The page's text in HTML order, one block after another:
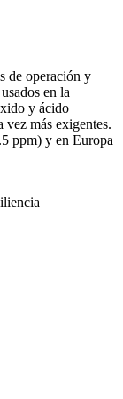
de operación y
en la
y ácido
vez más exigentes.
ppm) y en Europa